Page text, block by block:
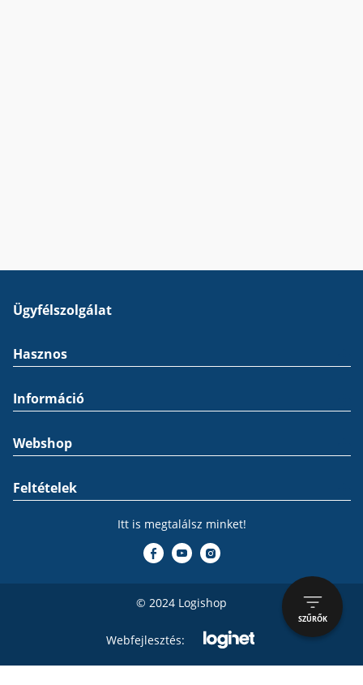
SZŰRŐK
Ügyfélszolgálat
Hasznos
Információ
Webshop
Feltételek
Itt is megtalálsz minket!
© 2024 Logishop
Webfejlesztés: